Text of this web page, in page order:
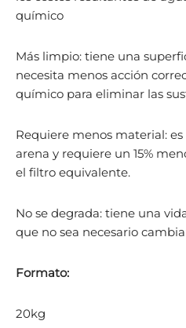
químico
Más limpio: tiene una
necesita menos acción
químico para eliminar las
Requiere menos material:
arena y requiere un 15%
el filtro equivalente.
No se degrada: tiene una
que no sea necesario
Formato:
20kg